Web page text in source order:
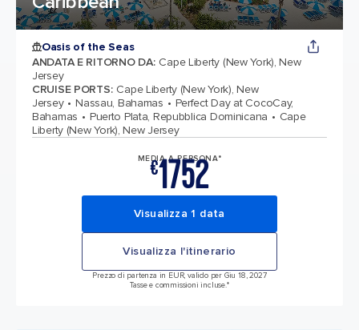
Oasis of the Seas
ANDATA E RITORNO DA: Cape Liberty (New York), New
Jersey
CRUISE PORTS: Cape Liberty (New York), New
Jersey
Nassau, Bahamas
Perfect Day at CocoCay,
Bahamas
Puerto Plata, Repubblica Dominicana
Cape
Liberty (New York), New Jersey
MEDIA A PERSONA*
€1752
Visualizza 1 data
Visualizza l'itinerario
Prezzo di partenza in EUR, valido per Giu 18, 2027
Tasse e commissioni incluse.*